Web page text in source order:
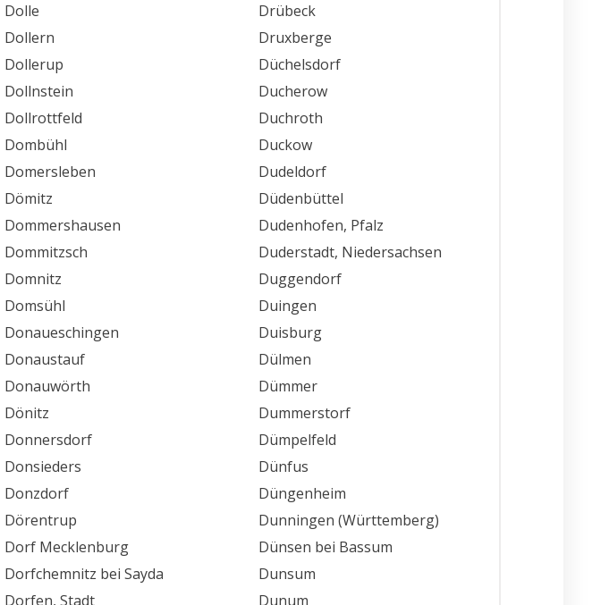
Dolle
Dollern
Dollerup
Dollnstein
Dollrottfeld
Dombühl
Domersleben
Dömitz
Dommershausen
Dommitzsch
Domnitz
Domsühl
Donaueschingen
Donaustauf
Donauwörth
Dönitz
Donnersdorf
Donsieders
Donzdorf
Dörentrup
Dorf Mecklenburg
Dorfchemnitz bei Sayda
Dorfen, Stadt
Drübeck
Druxberge
Düchelsdorf
Ducherow
Duchroth
Duckow
Dudeldorf
Düdenbüttel
Dudenhofen, Pfalz
Duderstadt, Niedersachsen
Duggendorf
Duingen
Duisburg
Dülmen
Dümmer
Dummerstorf
Dümpelfeld
Dünfus
Düngenheim
Dunningen (Württemberg)
Dünsen bei Bassum
Dunsum
Dunum